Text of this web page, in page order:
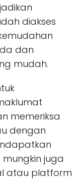
diakses
dan
mudah.
memeriksa
dengan
juga
atau platform